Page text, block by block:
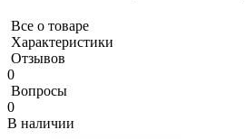
Все о товаре
Характеристики
Отзывов
0
Вопросы
0
В наличии